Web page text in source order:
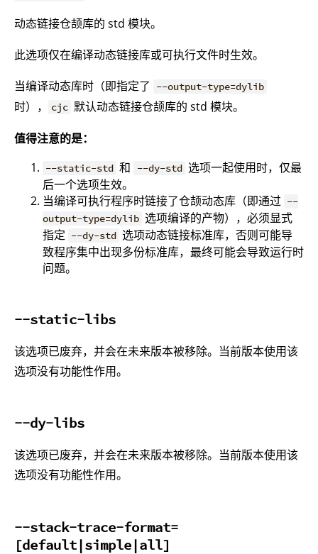
动态链接仓颉库的 std 模块。
此选项仅在编译动态链接库或可执行文件时生效。
当编译动态库时（即指定了
--output-type=dylib
时）， cjc 默认动态链接仓颉库的 std 模块。
值得注意的是：
--static-std 和 --dy-std 选项一起使用时，仅最
后一个选项生效。
当编译可执行程序时链接了仓颉动态库（即通过 --
output-type=dylib 选项编译的产物），必须显式
指定 --dy-std 选项动态链接标准库，否则可能导
致程序集中出现多份标准库，最终可能会导致运行时
问题。
--static-libs
该选项已废弃，并会在未来版本被移除。当前版本使用该
选项没有功能性作用。
--dy-libs
该选项已废弃，并会在未来版本被移除。当前版本使用该
选项没有功能性作用。
--stack-trace-format=
[default|simple|all]